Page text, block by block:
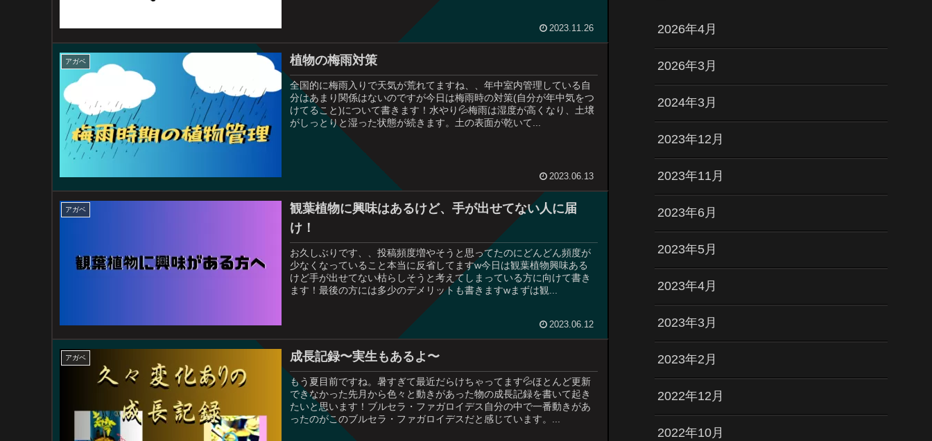
2023.11.26
アガベ 植物の梅雨対策
全国的に梅雨入りで天気が荒れてますね、、年中室内管理している自
分はあまり関係はないのですが今日は梅雨時の対策(自分が年中気をつ
けてること)について書きます！水やり💦梅雨は湿度が高くなり、土壌
がしっとりと湿った状態が続きます。土の表面が乾いて...
2023.06.13
アガベ
観葉植物に興味はあるけど、手が出せてない人に届
け！
お久しぶりです、、投稿頻度増やそうと思ってたのにどんどん頻度が
少なくなっていること本当に反省してますw今日は観葉植物興味ある
けど手が出せてない枯らしそうと考えてしまっている方に向けて書き
ます！最後の方には多少のデメリットも書きますwまずは観...
2023.06.12
アガベ 成長記録〜実生もあるよ〜
もう夏目前ですね。暑すぎて最近だらけちゃってます💦ほとんど更新
できなかった先月から色々と動きがあった物の成長記録を書いて起き
たいと思います！ブルセラ・ファガロイデス自分の中で一番動きがあ
ったのがこのブルセラ・ファガロイデスだと感じています。...
2026年4月
2026年3月
2024年3月
2023年12月
2023年11月
2023年6月
2023年5月
2023年4月
2023年3月
2023年2月
2022年12月
2022年10月